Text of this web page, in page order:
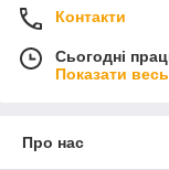
Контакти
Сьогодні
Показати
Про нас